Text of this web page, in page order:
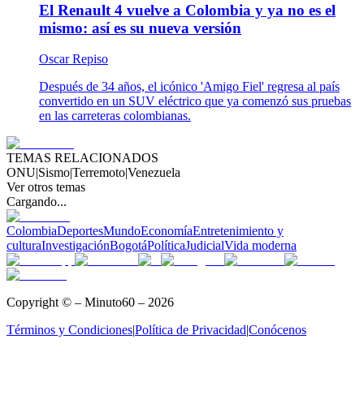
El Renault 4 vuelve a Colombia y ya no es el
mismo: así es su nueva versión
Oscar Repiso
Después de 34 años, el icónico 'Amigo Fiel' regresa al país
convertido en un SUV eléctrico que ya comenzó sus pruebas
en las carreteras colombianas.
TEMAS RELACIONADOS
ONU|Sismo|Terremoto|Venezuela
Ver otros temas
Cargando...
ColombiaDeportesMundoEconomíaEntretenimiento y
culturaInvestigaciónBogotáPolíticaJudicialVida moderna
Copyright © – Minuto60 – 2026
Términos y Condiciones|Política de Privacidad|Conócenos